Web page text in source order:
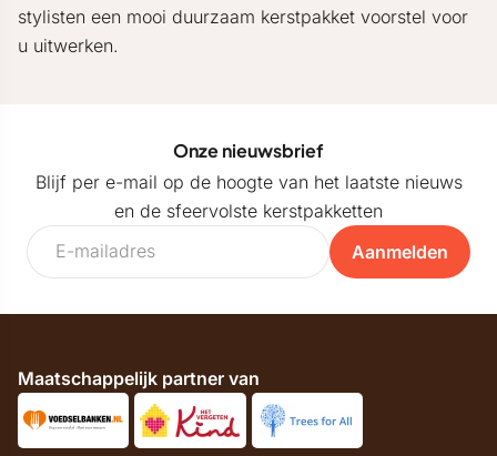
stylisten een mooi duurzaam kerstpakket voorstel voor
u uitwerken.
Onze nieuwsbrief
Blijf per e-mail op de hoogte van het laatste nieuws
en de sfeervolste kerstpakketten
Aanmelden
Maatschappelijk partner van